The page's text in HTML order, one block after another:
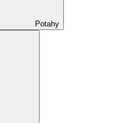
Potahy